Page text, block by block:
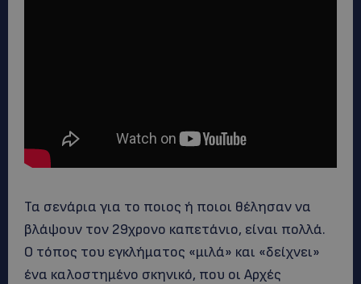
Τα σενάρια για το ποιος ή ποιοι θέλησαν να
βλάψουν τον 29χρονο καπετάνιο, είναι πολλά.
Ο τόπος του εγκλήματος «μιλά» και «δείχνει»
ένα καλοστημένο σκηνικό, που οι Αρχές